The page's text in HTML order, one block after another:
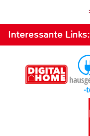
Interessante Links: